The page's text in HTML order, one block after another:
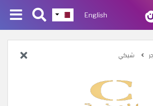
English
شيكي